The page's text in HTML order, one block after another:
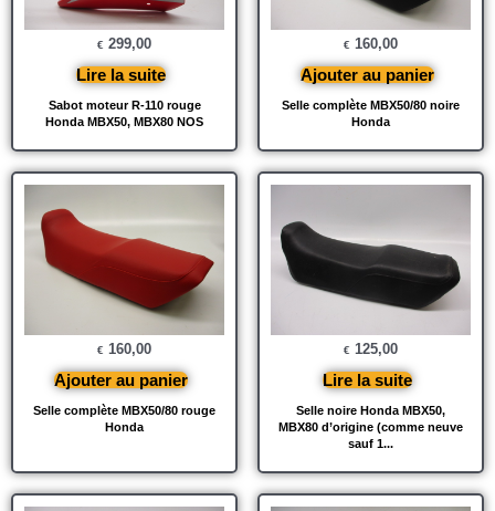
Sabot moteur R-110 rouge
Honda MBX50, MBX80 NOS
€ 299,00
Lire la suite
Selle complète MBX50/80 noire
Honda
€ 160,00
Ajouter au panier
Selle complète MBX50/80 rouge
Honda
€ 160,00
Ajouter au panier
Selle noire Honda MBX50,
MBX80 d’origine (comme neuve
sauf 1...
€ 125,00
Lire la suite